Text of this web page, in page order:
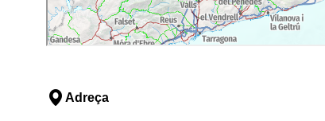
Adreça